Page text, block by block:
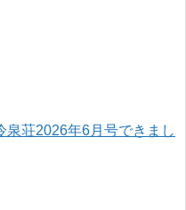
泉荘2026年6月号できまし